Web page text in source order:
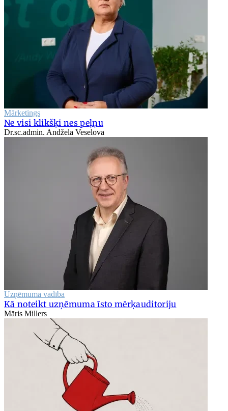
Mārketings
Ne visi klikšķi nes peļņu
Dr.sc.admin. Andžela Veselova
Uzņēmuma vadība
Kā noteikt uzņēmuma īsto mērķauditoriju
Māris Millers